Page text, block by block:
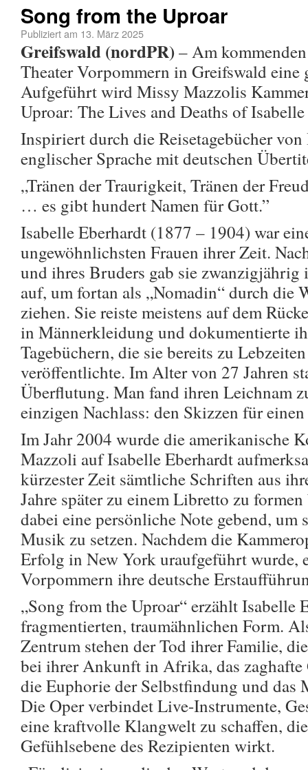
Song from the Uproar
Publiziert am 13. März 2025
Greifswald (nordPR)– Am
Theater Vorpommern in Greifswald eine
Aufgeführt wird Missy Mazzolis
Uproar: The Lives and Deaths of
Inspiriert durch die Reisetagebücher
englischer Sprache mit deutschen
„Tränen der Traurigkeit, Tränen der
… es gibt hundert Namen für Gott.”
Isabelle Eberhardt (1877 – 1904) war
ungewöhnlichsten Frauen ihrer Zeit.
und ihres Bruders gab sie zwanzigjährig
auf, um fortan als „Nomadin“ durch die
ziehen. Sie reiste meistens auf dem
in Männerkleidung und dokumentierte
Tagebüchern, die sie bereits zu
veröffentlichte. Im Alter von 27 Jahren
Überflutung. Man fand ihren Leichnam
einzigen Nachlass: den Skizzen für
Im Jahr 2004 wurde die amerikanische
Mazzoli auf Isabelle Eberhardt
kürzester Zeit sämtliche Schriften aus
Jahre später zu einem Libretto zu formen
dabei eine persönliche Note gebend, um
Musik zu setzen. Nachdem die
Erfolg in New York uraufgeführt wurde,
Vorpommern ihre deutsche
„Song from the Uproar“ erzählt Isabelle
fragmentierten, traumähnlichen Form.
Zentrum stehen der Tod ihrer Familie,
bei ihrer Ankunft in Afrika, das zaghafte
die Euphorie der Selbstfindung und das
Die Oper verbindet Live-Instrumente,
eine kraftvolle Klangwelt zu schaffen,
Gefühlsebene des Rezipienten wirkt.